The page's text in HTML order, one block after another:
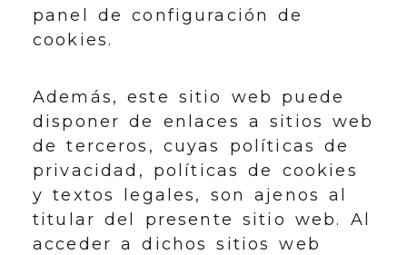
panel de configuración de
cookies.
Además, este sitio web puede
disponer de enlaces a sitios web
de terceros, cuyas políticas de
privacidad, políticas de cookies
y textos legales, son ajenos al
titular del presente sitio web. Al
acceder a dichos sitios web